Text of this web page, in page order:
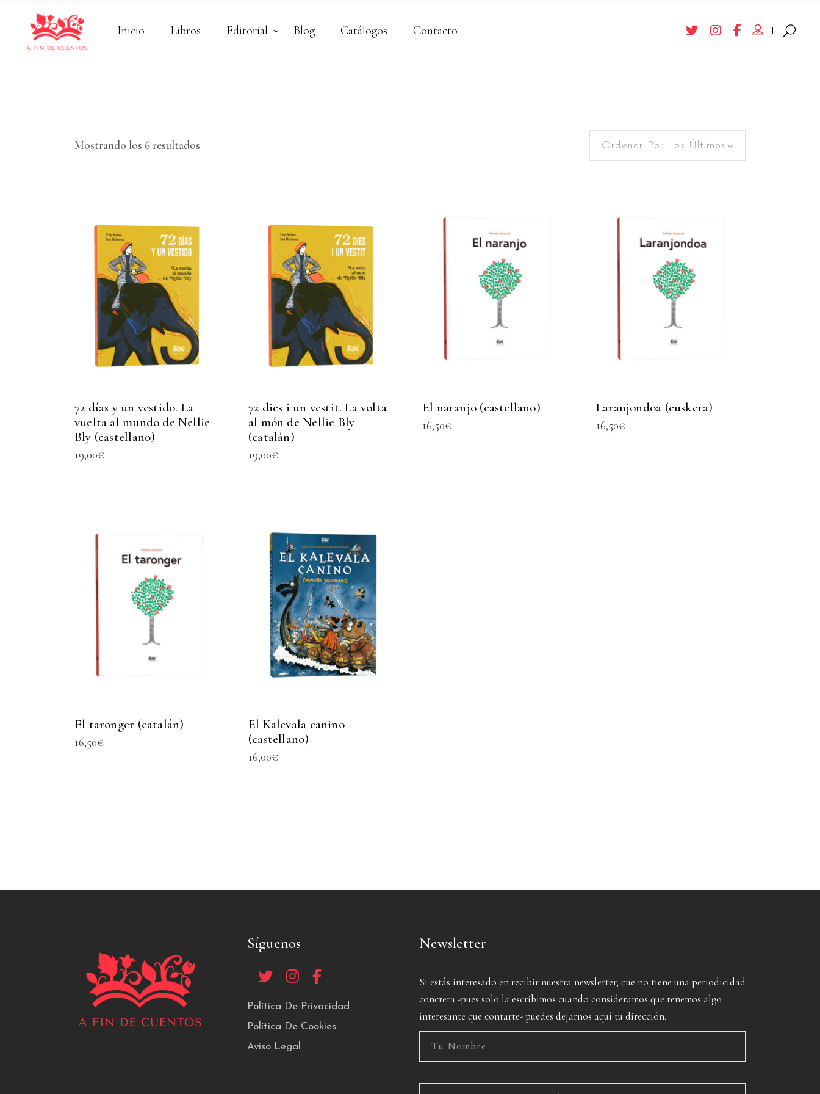
Inicio Libros Editorial Blog Catálogos Contacto
Mostrando los 6 resultados Ordenar Por Los Últimos
72 días y un vestido. La
vuelta al mundo de Nellie
Bly (castellano)
19,00€
72 dies i un vestit. La volta
al món de Nellie Bly
(catalán)
19,00€
El naranjo (castellano)
16,50€
Laranjondoa (euskera)
16,50€
El taronger (catalán)
16,50€
El Kalevala canino
(castellano)
16,00€
Síguenos
Política De Privacidad
Política De Cookies
Aviso Legal
Newsletter
Si estás interesado en recibir nuestra newsletter, que no tiene una periodicidad
concreta -pues solo la escribimos cuando consideramos que tenemos algo
interesante que contarte- puedes dejarnos aquí tu dirección.